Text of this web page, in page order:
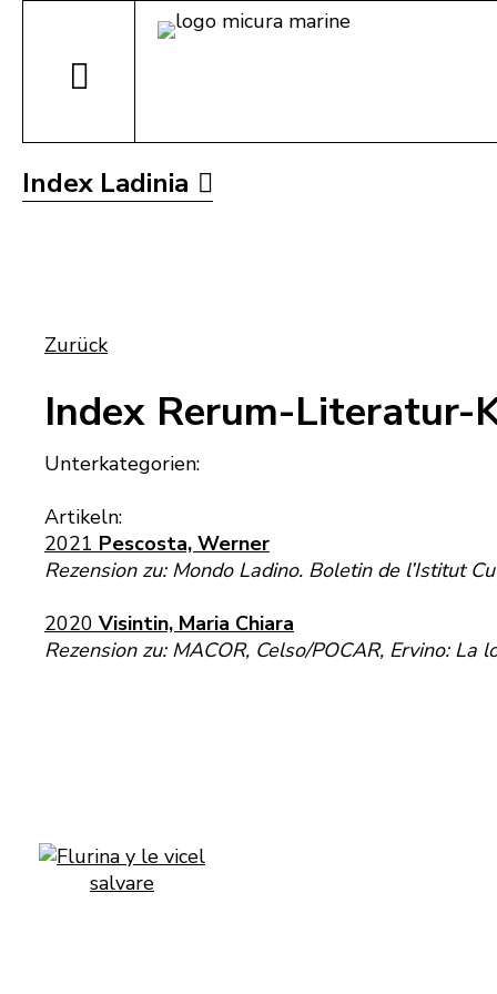
Index Ladinia
Zurück
Index Rerum-Literatur-
Unterkategorien:
Artikeln:
2021 Pescosta, Werner
Rezension zu: Mondo Ladino. Boletin de l’Istitut
2020 Visintin, Maria Chiara
Rezension zu: MACOR, Celso/POCAR, Ervino: